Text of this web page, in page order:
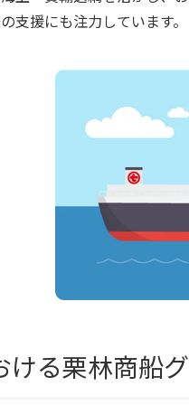
支援にも注力しています。
ける栗林商船